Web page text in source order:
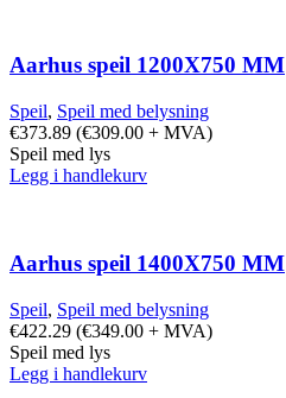
Aarhus speil 1200X750 MM
Speil, Speil med belysning
€373.89 (€309.00 + MVA)
Speil med lys
Legg i handlekurv
Aarhus speil 1400X750 MM
Speil, Speil med belysning
€422.29 (€349.00 + MVA)
Speil med lys
Legg i handlekurv